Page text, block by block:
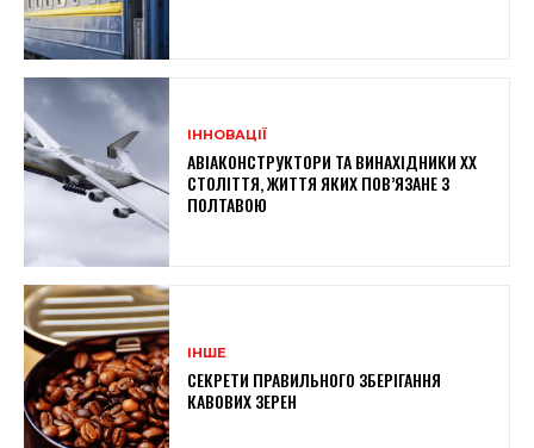
ІННОВАЦІЇ
АВІАКОНСТРУКТОРИ ТА ВИНАХІДНИКИ XX
СТОЛІТТЯ, ЖИТТЯ ЯКИХ ПОВ’ЯЗАНЕ З
ПОЛТАВОЮ
ІНШЕ
СЕКРЕТИ ПРАВИЛЬНОГО ЗБЕРІГАННЯ
КАВОВИХ ЗЕРЕН